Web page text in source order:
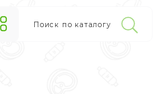
Поиск по каталогу